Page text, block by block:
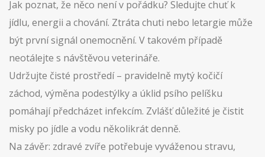
Jak poznat, že něco není v pořádku? Sledujte chuť k
jídlu, energii a chování. Ztráta chuti nebo letargie může
být první signál onemocnění. V takovém případě
neotálejte s návštěvou veterináře.
Udržujte čisté prostředí – pravidelně mytý kočičí
záchod, výměna podestýlky a úklid psího pelíšku
pomáhají předcházet infekcím. Zvlášť důležité je čistit
misky po jídle a vodu několikrát denně.
Na závěr: zdravé zvíře potřebuje vyváženou stravu,